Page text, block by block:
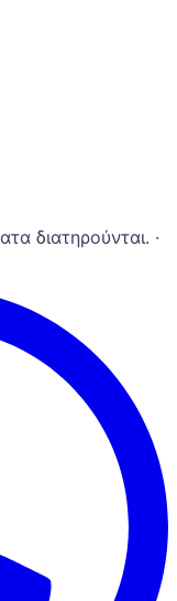
διατηρούνται. ·